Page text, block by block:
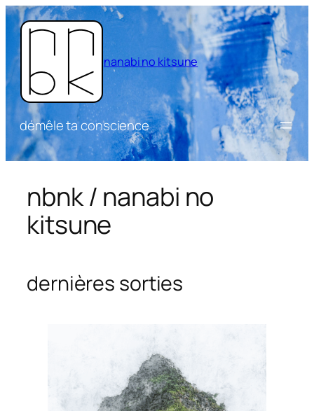
Aller
au
contenu
nanabi no kitsune
démêle ta conscience
nbnk / nanabi no
kitsune
dernières sorties